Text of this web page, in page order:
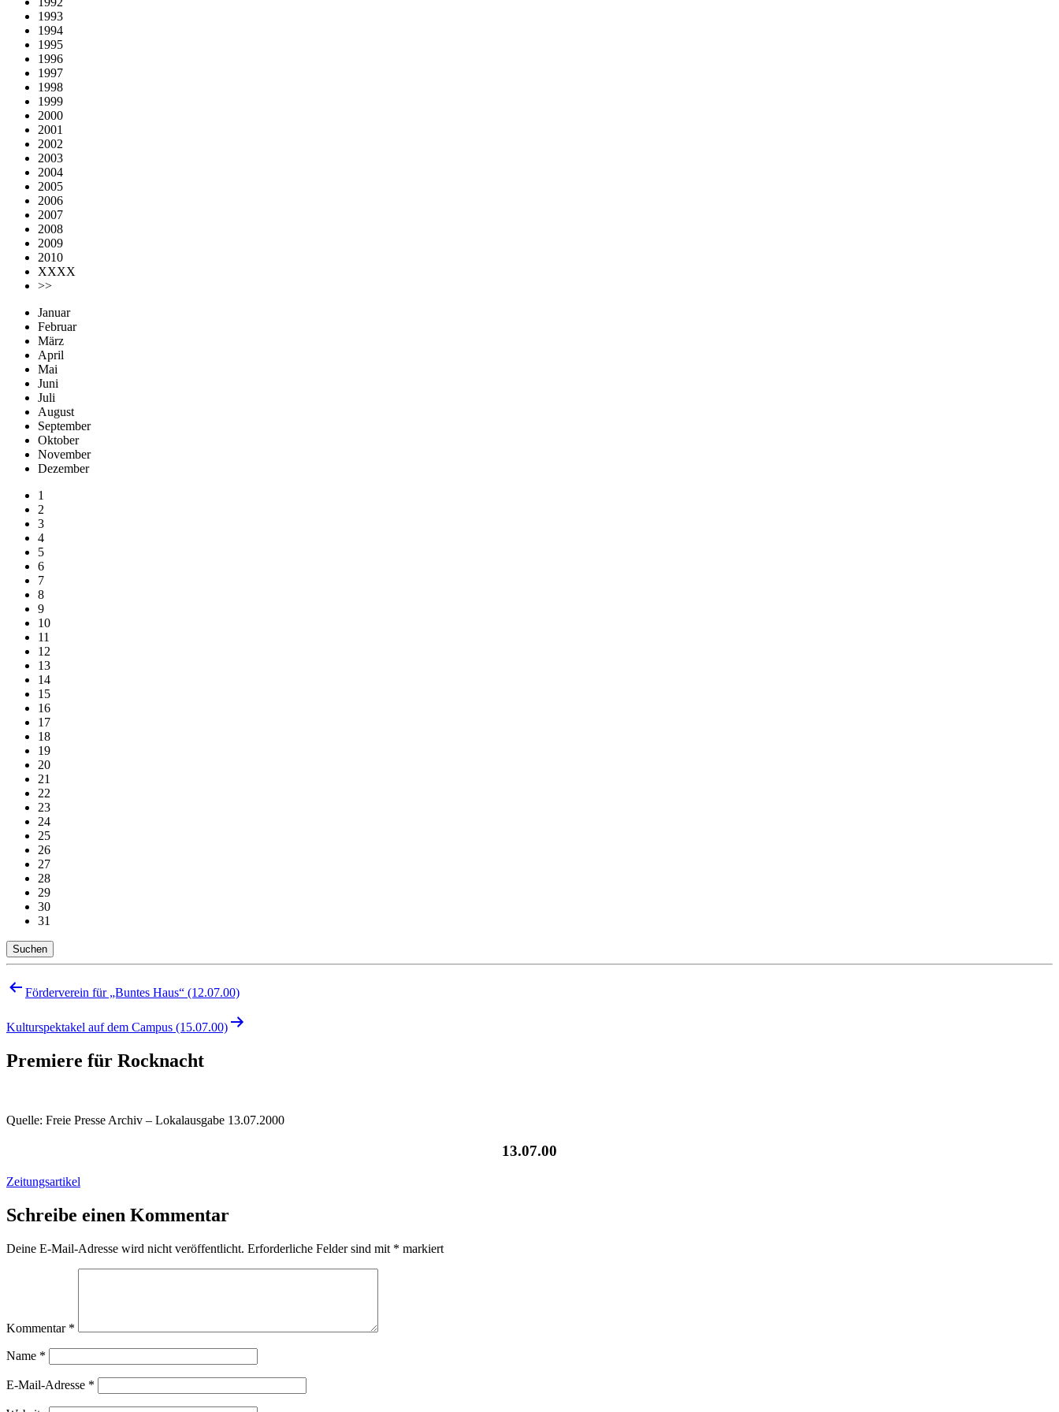
1993
1994
1995
1996
1997
1998
1999
2000
2001
2002
2003
2004
2005
2006
2007
2008
2009
2010
XXXX
>>
Januar
Februar
März
April
Mai
Juni
Juli
August
September
Oktober
November
Dezember
1
2
3
4
5
6
7
8
9
10
11
12
13
14
15
16
17
18
19
20
21
22
23
24
25
26
27
28
29
30
31
Suchen
Beitragsnavigation
Förderverein für „Buntes Haus“ (12.07.00)
Kulturspektakel auf dem Campus (15.07.00)
Premiere für Rocknacht
Quelle: Freie Presse Archiv – Lokalausgabe 13.07.2000
13.07.00
Zeitungsartikel
Schreibe einen Kommentar
Deine E-Mail-Adresse wird nicht veröffentlicht. Erforderliche Felder sind mit * markiert
Kommentar *
Name *
E-Mail-Adresse *